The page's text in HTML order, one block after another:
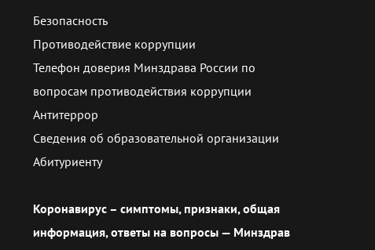
Безопасность
Противодействие коррупции
Телефон доверия Минздрава России по
вопросам противодействия коррупции
Антитеррор
Сведения об образовательной организации
Абитуриенту
Коронавирус – симптомы, признаки, общая
информация, ответы на вопросы — Минздрав